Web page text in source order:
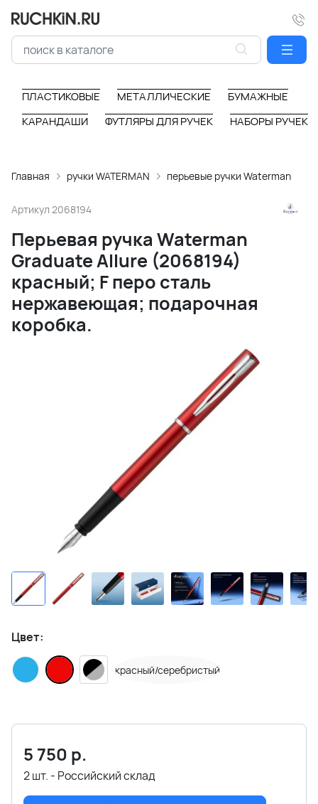
ПЛАСТИКОВЫЕ МЕТАЛЛИЧЕСКИЕ
БУМАЖНЫЕ
КАРАНДАШИ
ФУТЛЯРЫ ДЛЯ РУЧЕК НАБОРЫ РУЧЕК
Главная ручки WATERMAN перьевые ручки Waterman
Артикул 2068194
Перьевая ручка Waterman
Graduate Allure (2068194)
красный; F перо сталь
нержавеющая; подарочная
коробка.
Цвет:
красный/серебристый
5 750 р.
2 шт. - Российский склад